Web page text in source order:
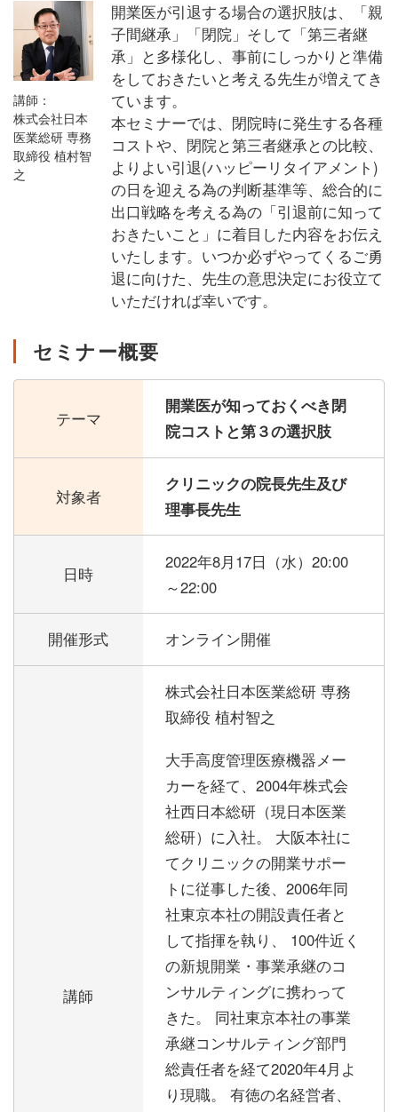
講師：
株式会社日本
医業総研 専務
取締役 植村智
之
開業医が引退する場合の選択肢は、「親
子間継承」「閉院」そして「第三者継
承」と多様化し、事前にしっかりと準備
をしておきたいと考える先生が増えてき
ています。
本セミナーでは、閉院時に発生する各種
コストや、閉院と第三者継承との比較、
よりよい引退(ハッピーリタイアメント)
の日を迎える為の判断基準等、総合的に
出口戦略を考える為の「引退前に知って
おきたいこと」に着目した内容をお伝え
いたします。いつか必ずやってくるご勇
退に向けた、先生の意思決定にお役立て
いただければ幸いです。
セミナー概要
テーマ
開業医が知っておくべき閉
院コストと第３の選択肢
対象者
クリニックの院長先生及び
理事長先生
日時
2022年8月17日（水）20:00
～22:00
開催形式 オンライン開催
講師
株式会社日本医業総研 専務
取締役 植村智之
大手高度管理医療機器メー
カーを経て、2004年株式会
社西日本総研（現日本医業
総研）に入社。 大阪本社に
てクリニックの開業サポー
トに従事した後、2006年同
社東京本社の開設責任者と
して指揮を執り、 100件近く
の新規開業・事業承継のコ
ンサルティングに携わって
きた。 同社東京本社の事業
承継コンサルティング部門
総責任者を経て2020年4月よ
り現職。 有徳の名経営者、